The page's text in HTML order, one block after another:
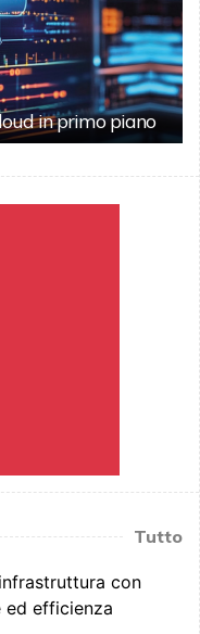
in primo piano
Tutto
con
ed efficienza